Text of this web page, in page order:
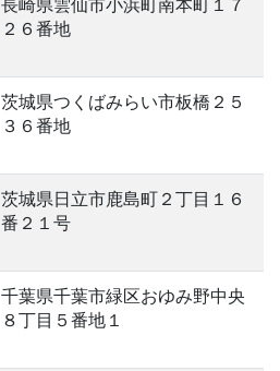
長崎県雲仙市小浜町南本町１７
２６番地
茨城県つくばみらい市板橋２５
３６番地
茨城県日立市鹿島町２丁目１６
番２１号
千葉県千葉市緑区おゆみ野中央
８丁目５番地１